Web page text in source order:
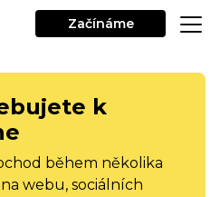
Začínáme
k
během několika
webu, sociálních